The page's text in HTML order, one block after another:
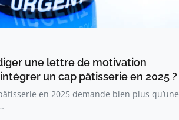
une lettre de motivation
un cap pâtisserie en 2025 ?
en 2025 demande bien plus qu’une